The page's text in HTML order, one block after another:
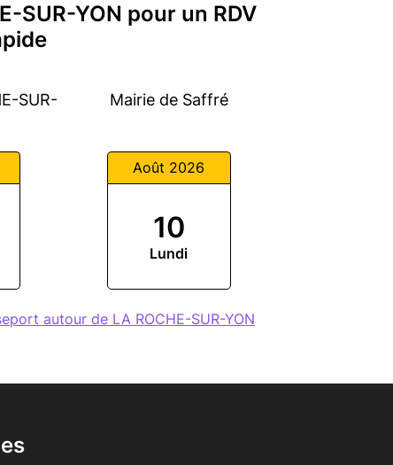
SUR-YON pour un RDV
SUR-
Mairie de Saffré
Août 2026
10
Lundi
autour de LA ROCHE-SUR-YON